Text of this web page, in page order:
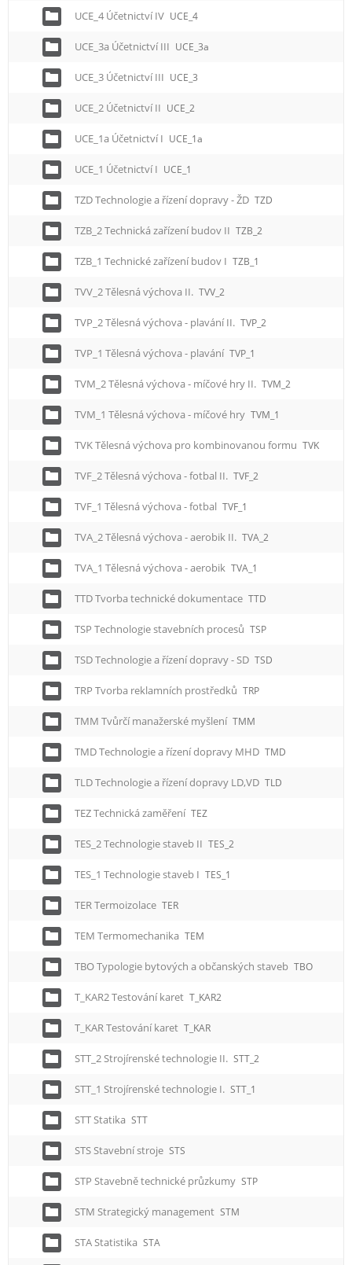
UCE_4 Účetnictví IV UCE_4
UCE_3a Účetnictví III UCE_3a
UCE_3 Účetnictví III UCE_3
UCE_2 Účetnictví II UCE_2
UCE_1a Účetnictví I UCE_1a
UCE_1 Účetnictví I UCE_1
TZD Technologie a řízení dopravy - ŽD TZD
TZB_2 Technická zařízení budov II TZB_2
TZB_1 Technické zařízení budov I TZB_1
TVV_2 Tělesná výchova II. TVV_2
TVP_2 Tělesná výchova - plavání II. TVP_2
TVP_1 Tělesná výchova - plavání TVP_1
TVM_2 Tělesná výchova - míčové hry II. TVM_2
TVM_1 Tělesná výchova - míčové hry TVM_1
TVK Tělesná výchova pro kombinovanou formu TVK
TVF_2 Tělesná výchova - fotbal II. TVF_2
TVF_1 Tělesná výchova - fotbal TVF_1
TVA_2 Tělesná výchova - aerobik II. TVA_2
TVA_1 Tělesná výchova - aerobik TVA_1
TTD Tvorba technické dokumentace TTD
TSP Technologie stavebních procesů TSP
TSD Technologie a řízení dopravy - SD TSD
TRP Tvorba reklamních prostředků TRP
TMM Tvůrčí manažerské myšlení TMM
TMD Technologie a řízení dopravy MHD TMD
TLD Technologie a řízení dopravy LD,VD TLD
TEZ Technická zaměření TEZ
TES_2 Technologie staveb II TES_2
TES_1 Technologie staveb I TES_1
TER Termoizolace TER
TEM Termomechanika TEM
TBO Typologie bytových a občanských staveb TBO
T_KAR2 Testování karet T_KAR2
T_KAR Testování karet T_KAR
STT_2 Strojírenské technologie II. STT_2
STT_1 Strojírenské technologie I. STT_1
STT Statika STT
STS Stavební stroje STS
STP Stavebně technické průzkumy STP
STM Strategický management STM
STA Statistika STA